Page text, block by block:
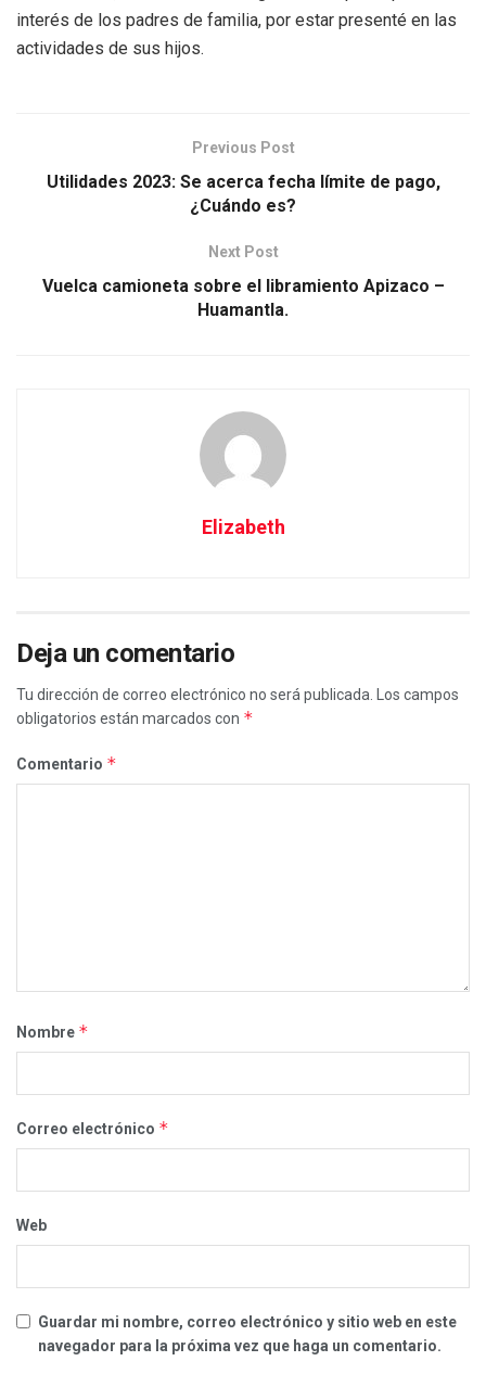
interés de los padres de familia, por estar presenté en las
actividades de sus hijos.
Previous Post
Utilidades 2023: Se acerca fecha límite de pago,
¿Cuándo es?
Next Post
Vuelca camioneta sobre el libramiento Apizaco –
Huamantla.
Elizabeth
Deja un comentario
Tu dirección de correo electrónico no será publicada. Los campos
obligatorios están marcados con *
Comentario *
Nombre *
Correo electrónico *
Web
Guardar mi nombre, correo electrónico y sitio web en este
navegador para la próxima vez que haga un comentario.